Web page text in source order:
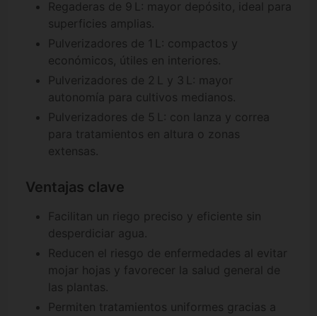
Regaderas de 9 L: mayor depósito, ideal para
superficies amplias.
Pulverizadores de 1 L: compactos y
económicos, útiles en interiores.
Pulverizadores de 2 L y 3 L: mayor
autonomía para cultivos medianos.
Pulverizadores de 5 L: con lanza y correa
para tratamientos en altura o zonas
extensas.
Ventajas clave
Facilitan un riego preciso y eficiente sin
desperdiciar agua.
Reducen el riesgo de enfermedades al evitar
mojar hojas y favorecer la salud general de
las plantas.
Permiten tratamientos uniformes gracias a